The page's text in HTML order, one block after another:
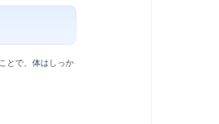
とで、体はしっか